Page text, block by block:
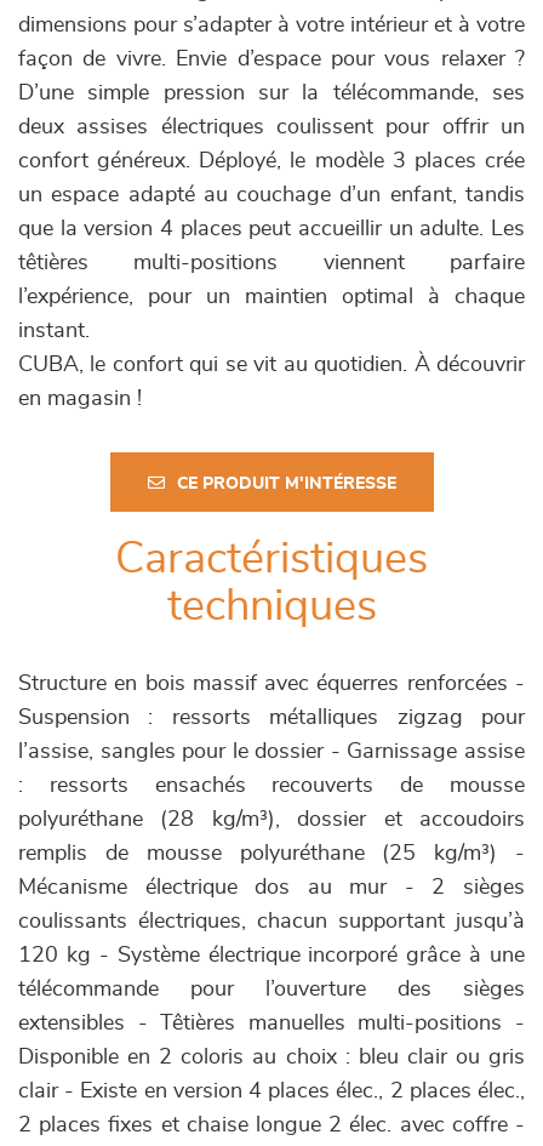
dimensions pour s’adapter à votre intérieur et à votre
façon de vivre. Envie d’espace pour vous relaxer ?
D’une simple pression sur la télécommande, ses
deux assises électriques coulissent pour offrir un
confort généreux. Déployé, le modèle 3 places crée
un espace adapté au couchage d’un enfant, tandis
que la version 4 places peut accueillir un adulte. Les
têtières multi-positions viennent parfaire
l’expérience, pour un maintien optimal à chaque
instant.
CUBA, le confort qui se vit au quotidien. À découvrir
en magasin !
CE PRODUIT M'INTÉRESSE
Caractéristiques
techniques
Structure en bois massif avec équerres renforcées -
Suspension : ressorts métalliques zigzag pour
l’assise, sangles pour le dossier - Garnissage assise
: ressorts ensachés recouverts de mousse
polyuréthane (28 kg/m³), dossier et accoudoirs
remplis de mousse polyuréthane (25 kg/m³) -
Mécanisme électrique dos au mur - 2 sièges
coulissants électriques, chacun supportant jusqu’à
120 kg - Système électrique incorporé grâce à une
télécommande pour l’ouverture des sièges
extensibles - Têtières manuelles multi-positions -
Disponible en 2 coloris au choix : bleu clair ou gris
clair - Existe en version 4 places élec., 2 places élec.,
2 places fixes et chaise longue 2 élec. avec coffre -